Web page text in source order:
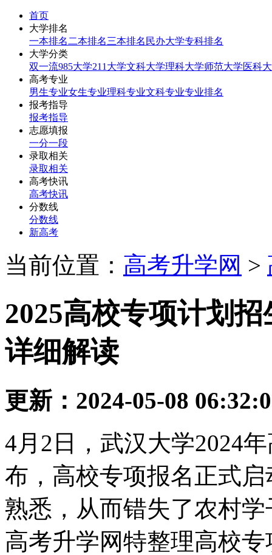
首页
大学排名
一本排名 二本排名三本排名 民办大学专科排名
大学分类
双一流985大学211大学文科大学理科大学师范大学医科
高考专业
男生专业女生专业理科专业文科专业专业排名
报考指导
报考指导
志愿填报
一分一段
录取相关
录取相关
高考快讯
高考快讯
分数线
分数线
新高考
当前位置： 高考升学网 >
2025高校专项计划
详细解读
更新：2024-05-08
4月2日，武汉大学2024
布，高校专项报名正式
熟悉，从而错失了农村
高考升学网特整理高校